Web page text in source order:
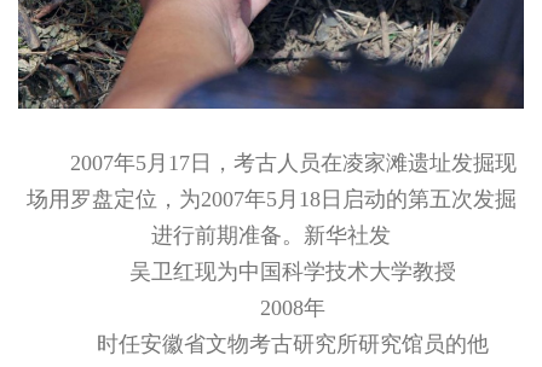
2007年5月17日，考古人员在凌家滩遗址发掘现
场用罗盘定位，为2007年5月18日启动的第五次发掘
进行前期准备。新华社发
吴卫红现为中国科学技术大学教授
2008年
时任安徽省文物考古研究所研究馆员的他